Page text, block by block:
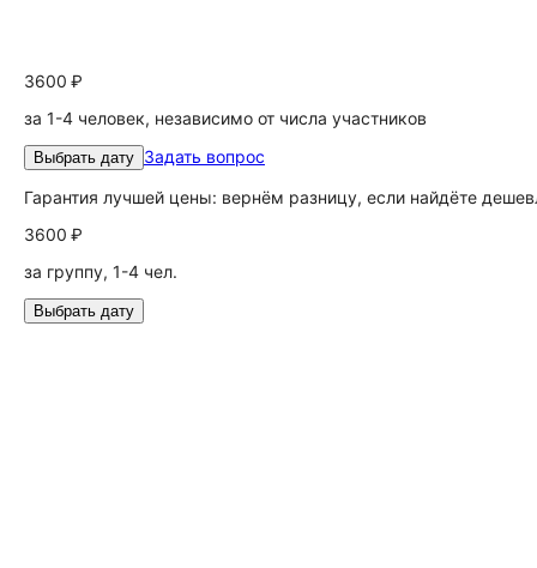
3600 ₽
за 1-4 человек, независимо от числа участников
Выбрать дату Задать вопрос
Гарантия лучшей цены: вернём разницу, если найдёте
3600 ₽
за группу, 1-4 чел.
Выбрать дату